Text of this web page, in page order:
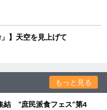
】天空を見上げて
もっと見る
結 “庶民派食フェス”第4